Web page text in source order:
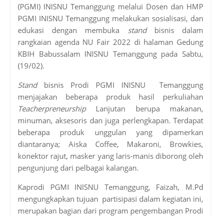
(PGMI) INISNU Temanggung melalui Dosen dan HMP
PGMI INISNU Temanggung melakukan sosialisasi, dan
edukasi dengan membuka standbisnis dalam
rangkaian agenda NU Fair 2022 di halaman Gedung
KBIH Babussalam INISNU Temanggung pada Sabtu,
(19/02).
Standbisnis Prodi PGMI INISNU Temanggung
menjajakan beberapa produk hasil perkuliahan
TeacherpreneurshipLanjutan berupa makanan,
minuman, aksesoris dan juga perlengkapan. Terdapat
beberapa produk unggulan yang dipamerkan
diantaranya; Aiska Coffee, Makaroni, Browkies,
konektor rajut, masker yang laris-manis diborong oleh
pengunjung dari pelbagai kalangan.
Kaprodi PGMI INISNU Temanggung, Faizah, M.Pd
mengungkapkan tujuan partisipasi dalam kegiatan ini,
merupakan bagian dari program pengembangan Prodi